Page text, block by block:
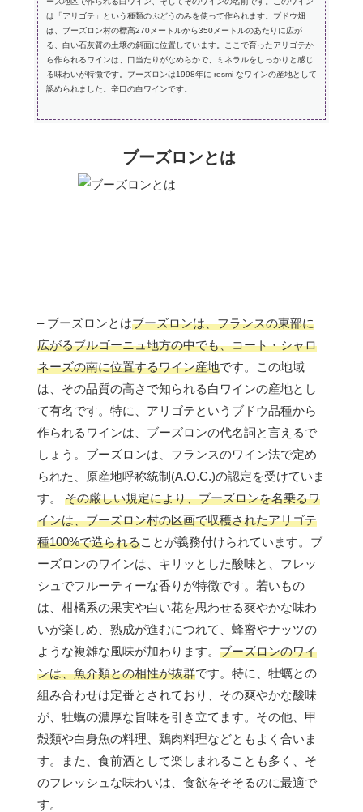
は「アリゴテ」という種類のぶどうのみを使って作られます。ブドウ畑
は、ブーズロン村の標高270メートルから350メートルのあたりに広が
る、白い石灰質の土壌の斜面に位置しています。ここで育ったアリゴテか
ら作られるワインは、口当たりがなめらかで、ミネラルをしっかりと感じ
る味わいが特徴です。ブーズロンは1998年に resmi なワインの産地として
認められました。辛口の白ワインです。
ブーズロンとは
– ブーズロンとはブーズロンは、フランスの東部に
広がるブルゴーニュ地方の中でも、コート・シャロ
ネーズの南に位置するワイン産地です。この地域
は、その品質の高さで知られる白ワインの産地とし
て有名です。特に、アリゴテというブドウ品種から
作られるワインは、ブーズロンの代名詞と言えるで
しょう。ブーズロンは、フランスのワイン法で定め
られた、原産地呼称統制(A.O.C.)の認定を受けていま
す。 その厳しい規定により、ブーズロンを名乗るワ
インは、ブーズロン村の区画で収穫されたアリゴテ
種100%で造られることが義務付けられています。ブ
ーズロンのワインは、キリッとした酸味と、フレッ
シュでフルーティーな香りが特徴です。若いもの
は、柑橘系の果実や白い花を思わせる爽やかな味わ
いが楽しめ、熟成が進むにつれて、蜂蜜やナッツの
ような複雑な風味が加わります。 ブーズロンのワイ
ンは、魚介類との相性が抜群です。特に、牡蠣との
組み合わせは定番とされており、その爽やかな酸味
が、牡蠣の濃厚な旨味を引き立てます。その他、甲
殻類や白身魚の料理、鶏肉料理などともよく合いま
す。また、食前酒として楽しまれることも多く、そ
のフレッシュな味わいは、食欲をそそるのに最適で
す。